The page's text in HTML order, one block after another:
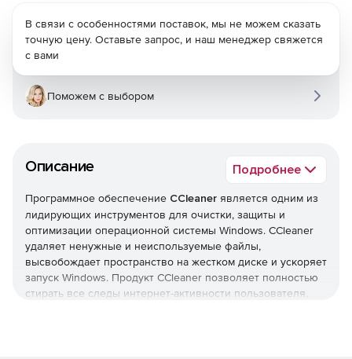
Описание Подробнее
Программное обеспечение CCleaner является одним из
лидирующих инструментов для очистки, защиты и
оптимизации операционной системы Windows. CCleaner
удаляет ненужные и неиспользуемые файлы,
высвобождает пространство на жестком диске и ускоряет
запуск Windows. Продукт CCleaner позволяет полностью
стирать все следы интернет-активности пользователя,
В связи с особенностями поставок, мы не можем сказать
точную цену. Оставьте запрос, и наш менеджер свяжется
с вами
Поможем с выбором